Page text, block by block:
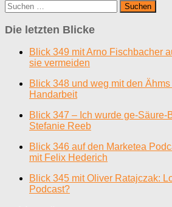
Suchen
nach:
Die letzten Blicke
Blick 349 mit Arno Fischbacher
sie vermeiden
Blick 348 und weg mit den
Handarbeit
Blick 347 – Ich wurde ge-Säure-
Stefanie Reeb
Blick 346 auf den Marketea
mit Felix Hederich
Blick 345 mit Oliver Ratajczak:
Podcast?